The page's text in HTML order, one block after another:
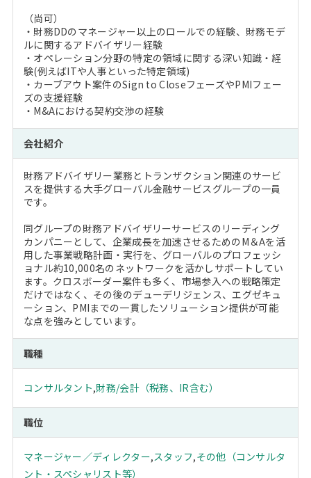
（尚可）
・財務DDのマネージャー以上のロールでの経験、財務モデ
ルに関するアドバイザリー経験
・オペレーション分野の特定の領域に関する深い知識・経
験(例えばITや人事といった特定領域)
・カーブアウト案件のSign to CloseフェーズやPMIフェー
ズの支援経験
・M&Aにおける契約交渉の経験
会社紹介
財務アドバイザリー業務とトランザクション関連のサービ
スを提供する大手グローバル金融サービスグループの一員
です。
同グループの財務アドバイザリーサービスのリーディング
カンパニーとして、企業成長を加速させるためのM＆Aを活
用した事業戦略計画・実行を、グローバルのプロフェッシ
ョナル約10,000名のネットワークを活かしサポートしてい
ます。クロスボーダー案件も多く、市場参入への戦略策定
だけではなく、その後のデューデリジェンス、エグゼキュ
ーション、PMIまでの一貫したソリューション提供が可能
な点を強みとしています。
職種
コンサルタント,財務/会計（税務、IR含む）
職位
マネージャー／ディレクター,スタッフ,その他（コンサルタ
ント・スペシャリスト等）